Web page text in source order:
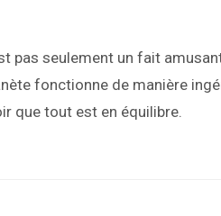
pas seulement un fait
fonctionne de manière
que tout est en équilibre.